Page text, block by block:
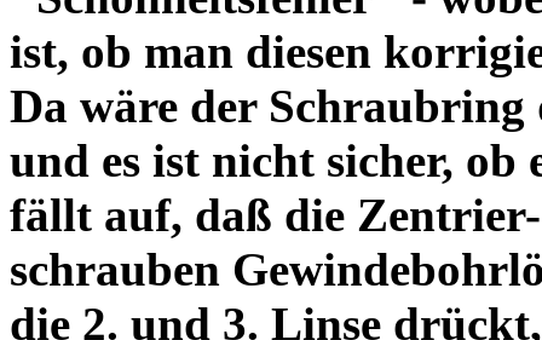
ist, ob man diesen
Da wäre der
und es ist nicht sicher,
fällt auf, daß die Zentrier-
schrauben
die 2. und 3. Linse